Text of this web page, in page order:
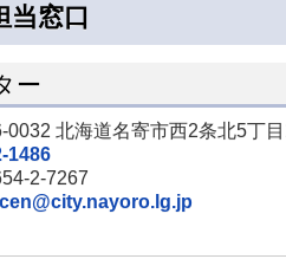
当窓口
ー
0032 北海道名寄市西2条北5丁
1486
2-7267